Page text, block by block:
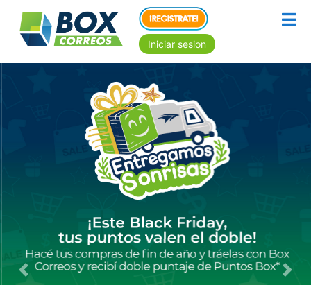
Iniciar sesion
Previous Next